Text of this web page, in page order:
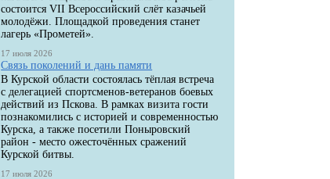
состоится VII Всероссийский слёт казачьей
молодёжи. Площадкой проведения станет
лагерь «Прометей».
17 июля 2026
Связь поколений и дань памяти
В Курской области состоялась тёплая встреча
с делегацией спортсменов-ветеранов боевых
действий из Пскова. В рамках визита гости
познакомились с историей и современностью
Курска, а также посетили Поныровский
район - место ожесточённых сражений
Курской битвы.
17 июля 2026